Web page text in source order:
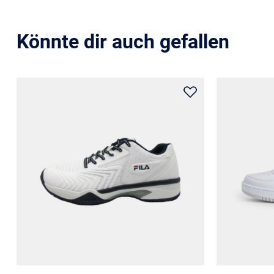
Könnte dir auch gefallen